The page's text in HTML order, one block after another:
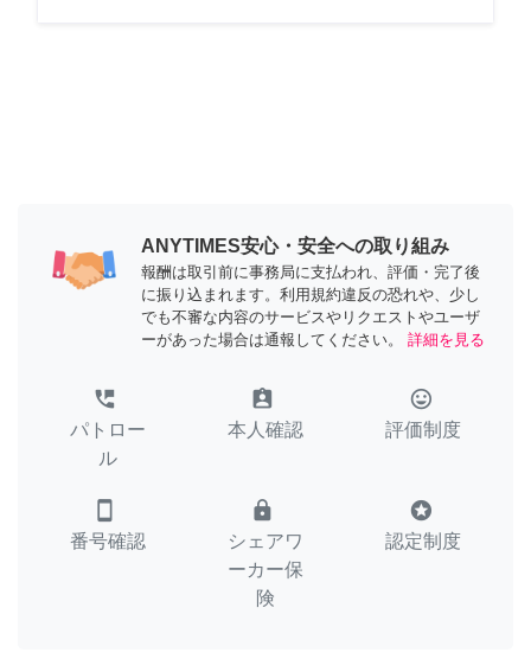
ANYTIMES安心・安全への取り組み
報酬は取引前に事務局に支払われ、評価・完了後
に振り込まれます。利用規約違反の恐れや、少し
でも不審な内容のサービスやリクエストやユーザ
ーがあった場合は通報してください。
詳細を見る
perm_phone_msg
パトロー
ル
assignment_ind
本人確認
tag_faces
評価制度
smartphone
番号確認
lock
シェアワ
ーカー保
険
stars
認定制度